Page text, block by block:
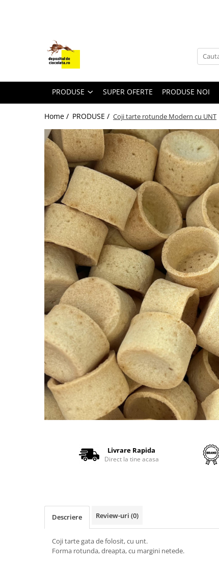
COLORANTI ALIMENTARI
GLAZURI, UMPLUTURI, CREME
USTENSILE SI FORME SILICON
PASTA DE ZAHAR
FRISCA, UNT, LAPTE CONDENSAT
COJI TARTE
PRODUSE SUPER OFERTE PRODUSE NOI
Home / PRODUSE / Coji tarte rotunde Modern cu UNT
Livrare Rapida
Direct la tine acasa
Descriere Review-uri (0)
Coji tarte gata de folosit, cu unt.
Forma rotunda, dreapta, cu margini netede.